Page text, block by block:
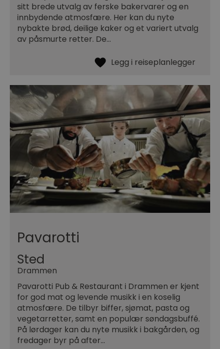
sitt brede utvalg av ferske bakervarer og en
innbydende atmosfære. Her kan du nyte
nybakte brød, deilige kaker og et variert utvalg
av påsmurte retter. De…
Pavarotti
Sted
Drammen
Pavarotti Pub & Restaurant i Drammen er kjent
for god mat og levende musikk i en koselig
atmosfære. De tilbyr biffer, sjømat, pasta og
vegetarretter, samt en populær søndagsbuffé.
På lørdager kan du nyte musikk i bakgården, og
fredager byr på after…